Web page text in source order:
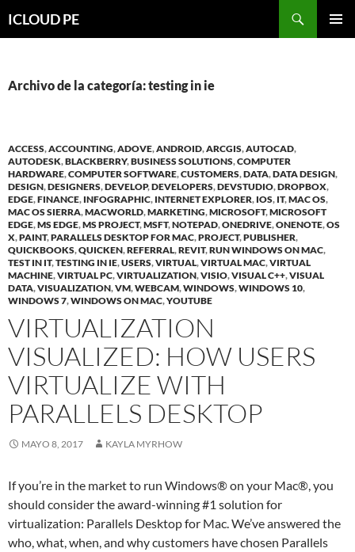
hacia
ICLOUD PE
Archivo de la categoría: testing in ie
ACCESS,ACCOUNTING,ADOVE,ANDROID,ARCGIS,AUTOCAD,
AUTODESK,BLACKBERRY,BUSINESS SOLUTIONS,COMPUTER
HARDWARE,COMPUTER SOFTWARE,CUSTOMERS,DATA,DATA DESIGN,
DESIGN,DESIGNERS,DEVELOP,DEVELOPERS,DEVSTUDIO,DROPBOX,
EDGE,FINANCE, INFOGRAPHIC, INTERNET EXPLORER, IOS, IT,MAC OS,
MAC OS SIERRA,MACWORLD,MARKETING,MICROSOFT,MICROSOFT
EDGE,MS EDGE,MS PROJECT,MSFT,NOTEPAD,ONEDRIVE,ONENOTE,OS
X,PAINT,PARALLELS DESKTOP FOR MAC,PROJECT,PUBLISHER,
QUICKBOOKS,QUICKEN,REFERRAL,REVIT,RUN WINDOWS ON MAC,
TEST IN IT,TESTING IN IE,USERS,VIRTUAL,VIRTUAL MAC,VIRTUAL
MACHINE,VIRTUAL PC,VIRTUALIZATION,VISIO,VISUAL C++,VISUAL
DATA,VISUALIZATION,VM,WEBCAM,WINDOWS,WINDOWS 10,
WINDOWS 7,WINDOWS ON MAC,YOUTUBE
VIRTUALIZATION
VISUALIZED: HOW USERS
VIRTUALIZE WITH
PARALLELS DESKTOP
MAYO 8, 2017 KAYLA MYRHOW
If you’re in the market to run Windows® on your Mac®, you
should consider the award-winning #1 solution for
virtualization: Parallels Desktop for Mac. We’ve answered the
who, what, when, and why customers have chosen Parallels